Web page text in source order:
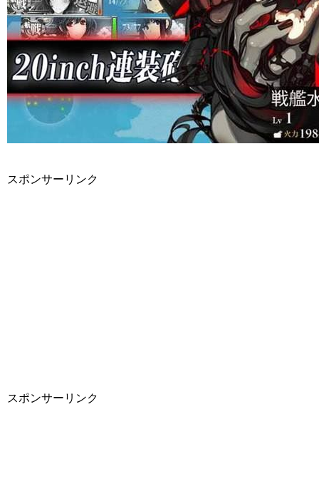
スポンサーリンク
スポンサーリンク